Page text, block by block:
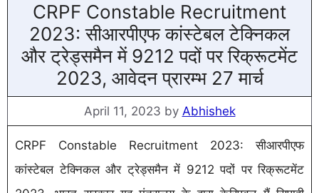
CRPF Constable Recruitment
2023: सीआरपीएफ कांस्टेबल टेक्निकल
और ट्रेड्समैन में 9212 पदों पर रिक्रूटमेंट
2023, आवेदन प्रारम्भ 27 मार्च
April 11, 2023 by Abhishek
CRPF Constable Recruitment 2023: सीआरपीएफ
कांस्टेबल टेक्निकल और ट्रेड्समैन में 9212 पदों पर रिक्रूटमेंट